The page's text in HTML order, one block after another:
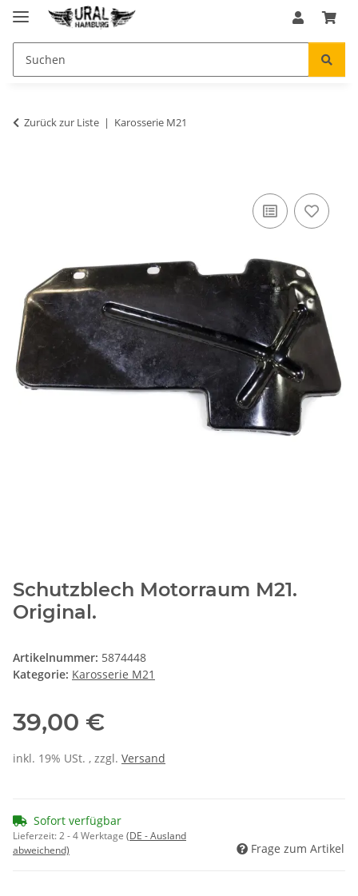
Zurück zur Liste Karosserie M21
Schutzblech Motorraum M21.
Original.
Artikelnummer: 5874448
Kategorie: Karosserie M21
39,00 €
inkl. 19% USt. , zzgl. Versand
Sofort verfügbar
Lieferzeit:2 - 4 Werktage (DE - Ausland
abweichend)
Frage zum Artikel